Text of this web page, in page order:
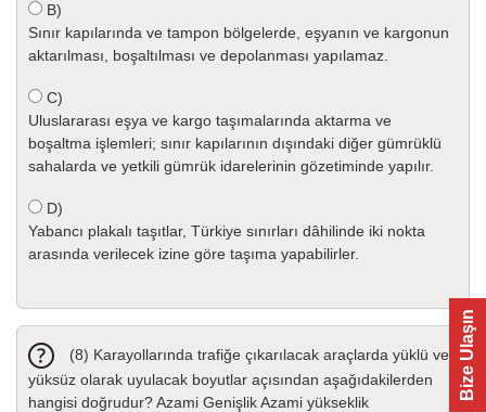
B)
Sınır kapılarında ve tampon bölgelerde, eşyanın ve kargonun
aktarılması, boşaltılması ve depolanması yapılamaz.
C)
Uluslararası eşya ve kargo taşımalarında aktarma ve
boşaltma işlemleri; sınır kapılarının dışındaki diğer gümrüklü
sahalarda ve yetkili gümrük idarelerinin gözetiminde yapılır.
D)
Yabancı plakalı taşıtlar, Türkiye sınırları dâhilinde iki nokta
arasında verilecek izine göre taşıma yapabilirler.
(8) Karayollarında trafiğe çıkarılacak araçlarda yüklü ve
yüksüz olarak uyulacak boyutlar açısından aşağıdakilerden
hangisi doğrudur? Azami Genişlik Azami yükseklik
Bize Ulaşın